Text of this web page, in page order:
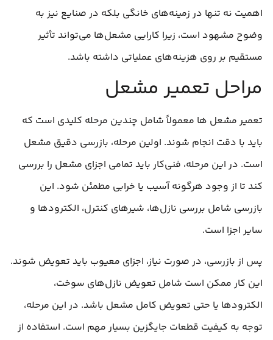
اهمیت نه تنها در زمینه‌های خانگی بلکه در صنایع نیز به
وضوح مشهود است، زیرا کارایی مشعل‌ها می‌تواند تأثیر
مستقیم بر روی هزینه‌های عملیاتی داشته باشد.
مراحل تعمیر مشعل
تعمیر مشعل‌ ها معمولاً شامل چندین مرحله کلیدی است که
باید با دقت انجام شوند. اولین مرحله، بازرسی دقیق مشعل
است. در این مرحله، فنی‌کار باید تمامی اجزای مشعل را بررسی
کند تا از وجود هرگونه آسیب یا خرابی مطمئن شود. این
بازرسی شامل بررسی نازل‌ها، شیرهای کنترل، الکترودها و
سایر اجزا است.
پس از بازرسی، در صورت نیاز، اجزای معیوب باید تعویض شوند.
این کار ممکن است شامل تعویض نازل‌های سوخت،
الکترودها یا حتی تعویض کامل مشعل باشد. در این مرحله،
توجه به کیفیت قطعات جایگزین بسیار مهم است. استفاده از